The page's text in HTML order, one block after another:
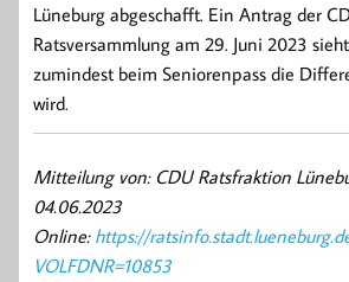
Lüneburg abgeschafft. Ein Antrag der
Ratsversammlung am 29. Juni 2023
zumindest beim Seniorenpass die
wird.
Mitteilung von: CDU Ratsfraktion
04.06.2023
Online: https://
VOLFDNR=10853